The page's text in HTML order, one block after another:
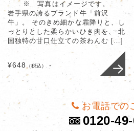
※ 写真はイメージです。
岩手県の誇るブランド牛「前沢
牛」。 そのきめ細かな霜降りと、し
っとりとした柔らかいひき肉を、 北
国独特の甘口仕立ての茶わんむ […]
¥648 （税込） -
お電話での
0120-